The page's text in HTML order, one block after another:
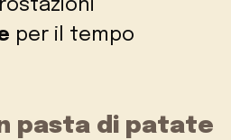
per il tempo
pasta di patate